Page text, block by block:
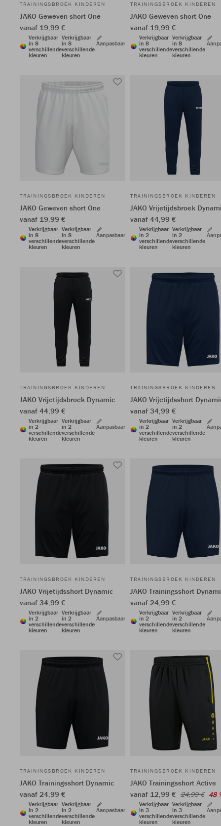
TRAININGSBROEK KINDEREN
JAKO Geweven short One
vanaf 19,99 €
Verkrijgbaar
in 8
verschillende
kleuren
Verkrijgbaar
in 8
verschillende
kleuren
Aanpasbaar
TRAININGSBROEK KINDEREN
JAKO Geweven short One
vanaf 19,99 €
Verkrijgbaar
in 8
verschillende
kleuren
Verkrijgbaar
in 8
verschillende
kleuren
TRAININGSBROEK KINDEREN
JAKO Geweven short One
vanaf 19,99 €
Verkrijgbaar
in 8
verschillende
kleuren
Verkrijgbaar
in 8
verschillende
kleuren
Aanpasbaar
TRAININGSBROEK KINDEREN
JAKO Vrijetijdsbroek
vanaf 44,99 €
Verkrijgbaar
in 2
verschillende
kleuren
Verkrijgbaar
in 2
verschillende
kleuren
TRAININGSBROEK KINDEREN
JAKO Vrijetijdsbroek Dynamic
vanaf 44,99 €
Verkrijgbaar
in 2
verschillende
kleuren
Verkrijgbaar
in 2
verschillende
kleuren
Aanpasbaar
TRAININGSBROEK KINDEREN
JAKO Vrijetijdsshort
vanaf 34,99 €
Verkrijgbaar
in 2
verschillende
kleuren
Verkrijgbaar
in 2
verschillende
kleuren
TRAININGSBROEK KINDEREN
JAKO Vrijetijdsshort Dynamic
vanaf 34,99 €
Verkrijgbaar
in 2
verschillende
kleuren
Verkrijgbaar
in 2
verschillende
kleuren
Aanpasbaar
TRAININGSBROEK KINDEREN
JAKO Trainingsshort
vanaf 24,99 €
Verkrijgbaar
in 2
verschillende
kleuren
Verkrijgbaar
in 2
verschillende
kleuren
TRAININGSBROEK KINDEREN
JAKO Trainingsshort Dynamic
vanaf 24,99 €
Verkrijgbaar
in 2
verschillende
kleuren
Verkrijgbaar
in 2
verschillende
kleuren
Aanpasbaar
TRAININGSBROEK KINDEREN
JAKO Trainingsshort Active
vanaf 12,99 € 24,99 € 48
Verkrijgbaar
in 3
verschillende
kleuren
Verkrijgbaar
in 3
verschillende
kleuren